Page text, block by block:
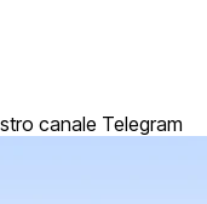
canale Telegram